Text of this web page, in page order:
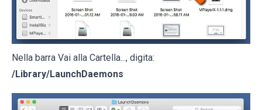
Nella barra Vai alla Cartella..., digita:
/Library/LaunchDaemons